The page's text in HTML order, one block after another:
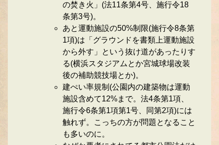
の焚き火」(法11条第4号、施行令18
条第3号)。
あと運動施設の50%制限(施行令8条第
1項)は「グラウンドを書類上運動施設
から外す」という抜け道があったりす
る(横浜スタジアムとか宮城球場改装
後の補助競技場とか)。
建ぺい率規制(公園内の建築物は運動
施設含めて12%まで。法4条第1項、
施行令6条第1項第1号、同第2項)には
触れず。こっちの方が問題となること
も多いのに。